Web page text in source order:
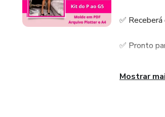
✅
✅ Pronto
✅ Arquivo
Mostrar